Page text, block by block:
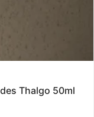
Thalgo 50ml